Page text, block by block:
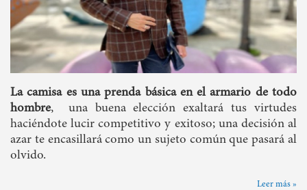
La camisa es una prenda básica en el armario de todo
hombre, una buena elección exaltará tus virtudes
haciéndote lucir competitivo y exitoso; una decisión al
azar te encasillará como un sujeto común que pasará al
olvido.
Leer más »